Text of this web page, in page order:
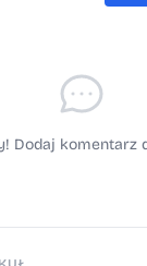
Dodaj komentarz